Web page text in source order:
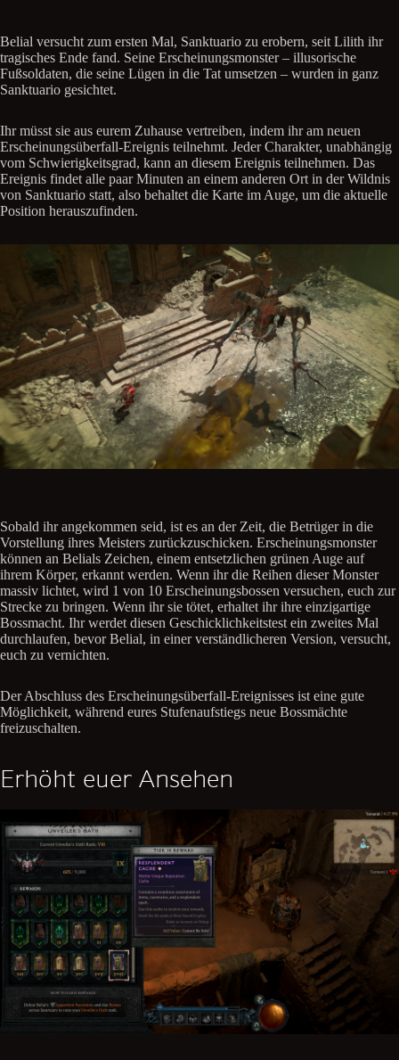
Belial versucht zum ersten Mal, Sanktuario zu erobern, seit Lilith ihr
tragisches Ende fand. Seine Erscheinungsmonster – illusorische
Fußsoldaten, die seine Lügen in die Tat umsetzen – wurden in ganz
Sanktuario gesichtet.
Ihr müsst sie aus eurem Zuhause vertreiben, indem ihr am neuen
Erscheinungsüberfall-Ereignis teilnehmt. Jeder Charakter, unabhängig
vom Schwierigkeitsgrad, kann an diesem Ereignis teilnehmen. Das
Ereignis findet alle paar Minuten an einem anderen Ort in der Wildnis
von Sanktuario statt, also behaltet die Karte im Auge, um die aktuelle
Position herauszufinden.
Sobald ihr angekommen seid, ist es an der Zeit, die Betrüger in die
Vorstellung ihres Meisters zurückzuschicken. Erscheinungsmonster
können an Belials Zeichen, einem entsetzlichen grünen Auge auf
ihrem Körper, erkannt werden. Wenn ihr die Reihen dieser Monster
massiv lichtet, wird 1 von 10 Erscheinungsbossen versuchen, euch zur
Strecke zu bringen. Wenn ihr sie tötet, erhaltet ihr ihre einzigartige
Bossmacht. Ihr werdet diesen Geschicklichkeitstest ein zweites Mal
durchlaufen, bevor Belial, in einer verständlicheren Version, versucht,
euch zu vernichten.
Der Abschluss des Erscheinungsüberfall-Ereignisses ist eine gute
Möglichkeit, während eures Stufenaufstiegs neue Bossmächte
freizuschalten.
Erhöht euer Ansehen